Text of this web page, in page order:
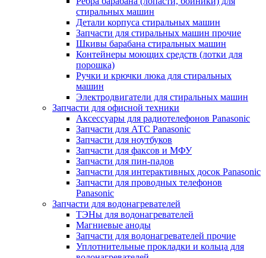
стиральных машин
Детали корпуса стиральных машин
Запчасти для стиральных машин прочие
Шкивы барабана стиральных машин
Контейнеры моющих средств (лотки для
порошка)
Ручки и крючки люка для стиральных
машин
Электродвигатели для стиральных машин
Запчасти для офисной техники
Аксессуары для радиотелефонов Panasonic
Запчасти для АТС Panasonic
Запчасти для ноутбуков
Запчасти для факсов и МФУ
Запчасти для пин-падов
Запчасти для интерактивных досок Panasonic
Запчасти для проводных телефонов
Panasonic
Запчасти для водонагревателей
ТЭНы для водонагревателей
Магниевые аноды
Запчасти для водонагревателей прочие
Уплотнительные прокладки и кольца для